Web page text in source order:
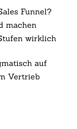
Funnel?
machen
wirklich
auf
Vertrieb